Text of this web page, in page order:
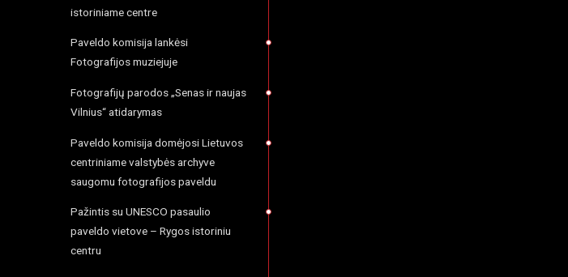
istoriniame centre
Paveldo komisija lankėsi
Fotografijos muziejuje
Fotografijų parodos „Senas ir naujas
Vilnius“ atidarymas
Paveldo komisija domėjosi Lietuvos
centriniame valstybės archyve
saugomu fotografijos paveldu
Pažintis su UNESCO pasaulio
paveldo vietove – Rygos istoriniu
centru